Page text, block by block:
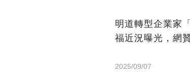
明道轉型企業家
福近況曝光，網
2025/09/07